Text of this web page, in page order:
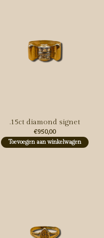
.15ct diamond signet
€950,00
Toevoegen aan winkelwagen